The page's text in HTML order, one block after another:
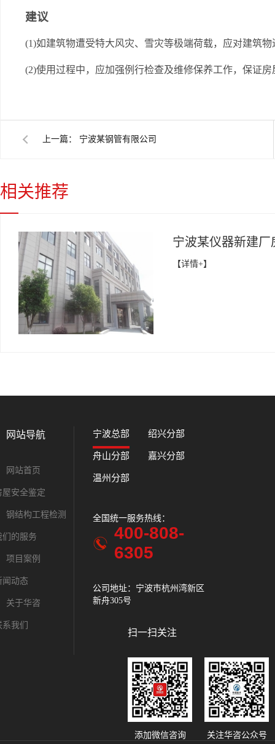
建议
(1)如建筑物遭受特大风灾、雪灾等极端荷载，应对建筑
(2)使用过程中，应加强例行检查及维修保养工作，保证
上一篇： 宁波某钢管有限公司
相关推荐
宁波某仪器新建厂
【详情+】
网站导航
网站首页
屋安全鉴定
钢结构工程检测
们的服务
项目案例
闻动态
关于华咨
系我们
宁波总部 绍兴分部
舟山分部 嘉兴分部
温州分部
全国统一服务热线：
400-808-
6305
公司地址：宁波市杭州湾新区
新舟305号
扫一扫关注
添加微信咨询 关注华咨公众号